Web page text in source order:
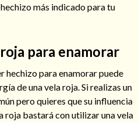
más indicado para tu
para enamorar
hechizo para enamorar puede
de una vela roja. Si realizas un
pero quieres que su influencia
roja bastará con utilizar una vela